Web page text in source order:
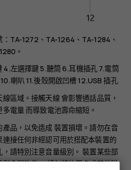
：TA-1272、TA-1264、TA-1284、
。
4.左選擇鍵 5.聽筒 6.耳機插孔 7.電筒
喇叭 11.後殼開啟凹槽 12.USB 插孔
區域。接觸天線 會影響通話品質，
電量 而導致電池壽命縮短。
品，以免造成 裝置損壞。請勿在音
接任何非經認可用於搭配本裝置的
請特別注意音量級別。 裝置某些部
金屬物件。 請勿將信用卡或其他磁